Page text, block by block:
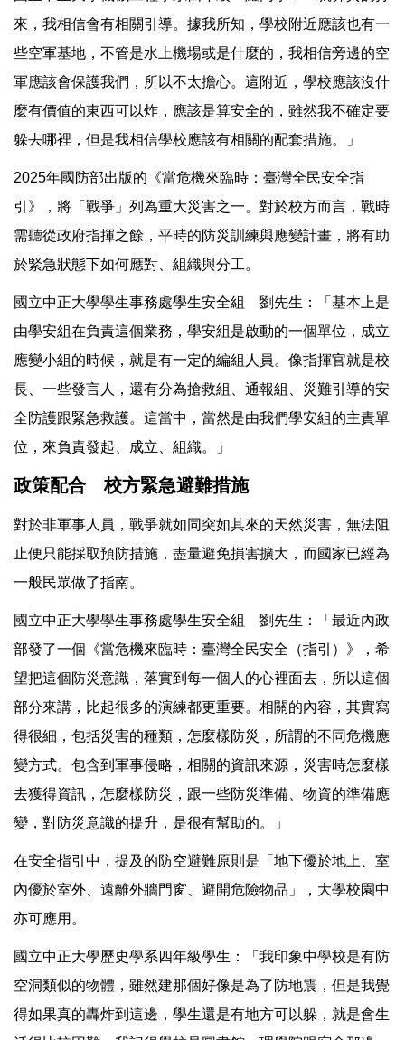
來，我相信會有相關引導。據我所知，學校附近應該也有一
些空軍基地，不管是水上機場或是什麼的，我相信旁邊的空
軍應該會保護我們，所以不太擔心。這附近，學校應該沒什
麼有價值的東西可以炸，應該是算安全的，雖然我不確定要
躲去哪裡，但是我相信學校應該有相關的配套措施。」
2025年國防部出版的《當危機來臨時：臺灣全民安全指
引》，將「戰爭」列為重大災害之一。對於校方而言，戰時
需聽從政府指揮之餘，平時的防災訓練與應變計畫，將有助
於緊急狀態下如何應對、組織與分工。
國立中正大學學生事務處學生安全組 劉先生：「基本上是
由學安組在負責這個業務，學安組是啟動的一個單位，成立
應變小組的時候，就是有一定的編組人員。像指揮官就是校
長、一些發言人，還有分為搶救組、通報組、災難引導的安
全防護跟緊急救護。這當中，當然是由我們學安組的主責單
位，來負責發起、成立、組織。」
政策配合 校方緊急避難措施
對於非軍事人員，戰爭就如同突如其來的天然災害，無法阻
止便只能採取預防措施，盡量避免損害擴大，而國家已經為
一般民眾做了指南。
國立中正大學學生事務處學生安全組 劉先生：「最近內政
部發了一個《當危機來臨時：臺灣全民安全（指引）》，希
望把這個防災意識，落實到每一個人的心裡面去，所以這個
部分來講，比起很多的演練都更重要。相關的內容，其實寫
得很細，包括災害的種類，怎麼樣防災，所謂的不同危機應
變方式。包含到軍事侵略，相關的資訊來源，災害時怎麼樣
去獲得資訊，怎麼樣防災，跟一些防災準備、物資的準備應
變，對防災意識的提升，是很有幫助的。」
在安全指引中，提及的防空避難原則是「地下優於地上、室
內優於室外、遠離外牆門窗、避開危險物品」，大學校園中
亦可應用。
國立中正大學歷史學系四年級學生：「我印象中學校是有防
空洞類似的物體，雖然建那個好像是為了防地震，但是我覺
得如果真的轟炸到這邊，學生還是有地方可以躲，就是會生